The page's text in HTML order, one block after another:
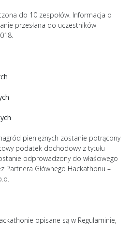
do 10 zespołów. Informacja o
przesłana do uczestników
pieniężnych zostanie potrącony
podatek dochodowy z tytułu
odprowadzony do właściwego
Partnera Głównego Hackathonu –
opisane są w Regulaminie,